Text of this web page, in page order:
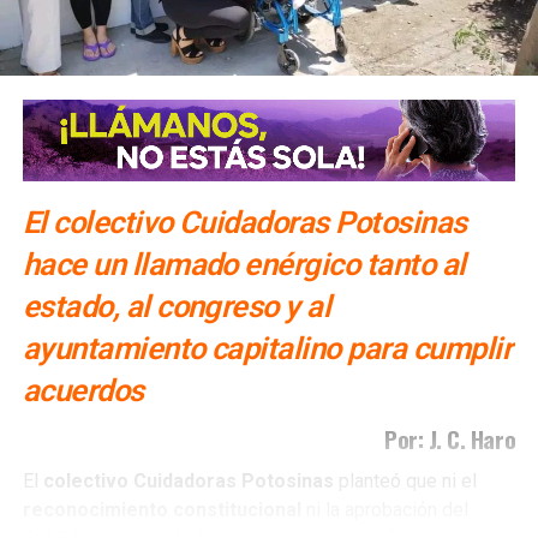
El colectivo Cuidadoras Potosinas
hace un llamado enérgico tanto al
estado, al congreso y al
ayuntamiento capitalino para cumplir
acuerdos
Por: J. C. Haro
El colectivo Cuidadoras Potosinas planteó que ni el